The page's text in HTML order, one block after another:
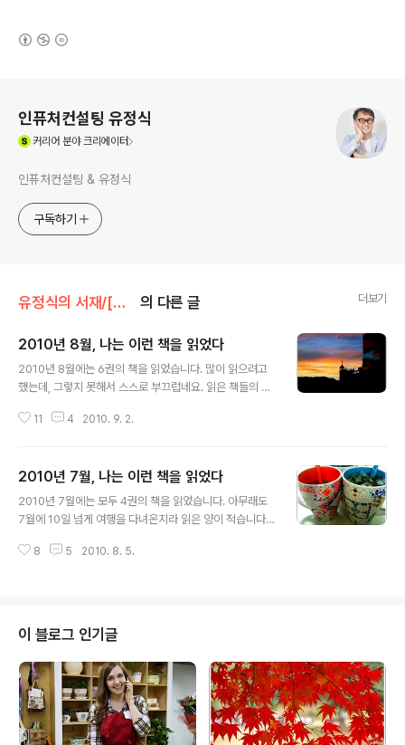
인퓨처컨설팅 유정식
커리어 분야 크리에이터
인퓨처컨설팅 & 유정식
구독하기
유정식의 서재/[독서] 이런 책을 읽었다 의 다른 글 더보기
2010년 8월, 나는 이런 책을 읽었다
2010년 8월에는 6권의 책을 읽었습니다. 많이 읽으려고
했는데, 그렇지 못해서 스스로 부끄럽네요. 읽은 책들의 두
그리고 이번에 읽은 책들 중 1권만 제외하고 모두 추천할
서 9월에는 많은 책을 읽어야겠습니다. 책을 많이 읽지 않
으면 '지식실조'에 걸릴 테니 말입니다. 버스트 : 네트워크
과학의 선두 주자인 바라바시의 신작. 일상의 반복성과 폭
대비하여 풀어갑니다. 전작인 '링크'보다 쉬운 문체로 폭발
11 4 2010. 9. 2.
2010년 7월, 나는 이런 책을 읽었다
2010년 7월에는 모두 4권의 책을 읽었습니다. 아무래도
7월에 10일 넘게 여행을 다녀온지라 읽은 양이 적습니다.
여기저기서 추천이 잇따르지만(저도 추천한 바 있지요 ^^),
니(?), 8월에는 좀더 많은 양의 책을 읽을 생각입니다. 그래
서 주문도 해 뒀지요. 7월에 읽은 책 4권은 모두 추천하고
픈 책입니다. 소위 '강추'입니다. ^^ 즐거운 독서 생활하세
요. 쉬나의 선택 실험실 : 우리에게 옳은 선택이란 무엇인지
에 관한 질문을 묵직하게 던져주는 책. 선택과 관련한 여러
..
8 5 2010. 8. 5.
이 블로그 인기글